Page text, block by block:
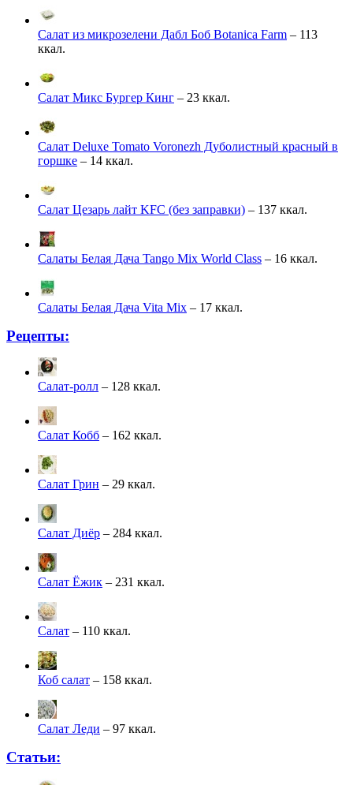
Салат из микрозелени Дабл Боб Botanica Farm – 113
ккал.
Салат Микс Бургер Кинг – 23 ккал.
Салат Deluxe Tomato Voronezh Дуболистный красный в
горшке – 14 ккал.
Салат Цезарь лайт KFC (без заправки) – 137 ккал.
Салаты Белая Дача Tango Mix World Class – 16 ккал.
Салаты Белая Дача Vita Mix – 17 ккал.
Рецепты:
Салат-ролл – 128 ккал.
Салат Кобб – 162 ккал.
Салат Грин – 29 ккал.
Салат Диёр – 284 ккал.
Салат Ёжик – 231 ккал.
Салат – 110 ккал.
Коб салат – 158 ккал.
Салат Леди – 97 ккал.
Статьи: